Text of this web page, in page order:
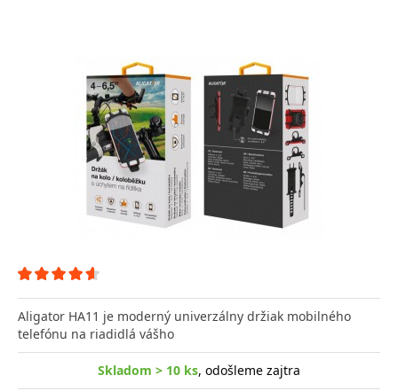
Aligator HA11 je moderný univerzálny držiak mobilného
telefónu na riadidlá vášho
Skladom > 10 ks, odošleme zajtra